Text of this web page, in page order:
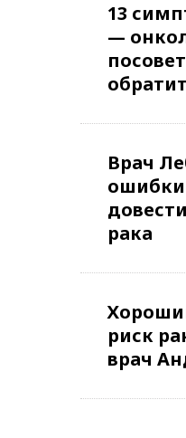
13
—
Врач
ошибки
рака
риск
врач